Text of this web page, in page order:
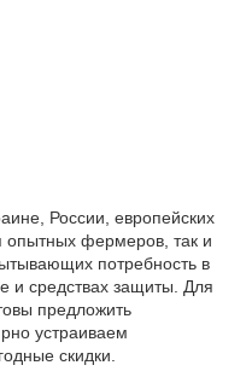
России, европейских
опытных фермеров, так и
потребность в
и средствах защиты. Для
предложить
устраиваем
скидки.